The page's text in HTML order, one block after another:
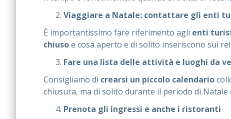
Viaggiare a Natale: contattare gli enti
È importantissimo fare riferimento agli enti
chiusoe cosa aperto e di solito inseriscono sui
Fare una lista delle attività e luoghi da
Consigliamo di crearsi un piccolo calendario
chiusura, ma di solito durante il periodo di Natale
Prenota gli ingressi e anche i ristoranti